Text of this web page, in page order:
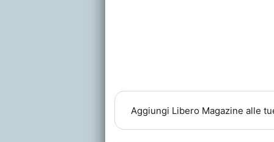
Aggiungi Libero Magazine alle